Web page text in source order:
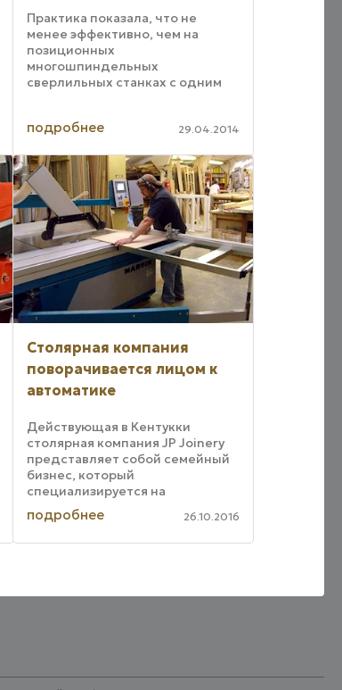
Практика показала, что не
менее эффективно, чем на
позиционных
многошпиндельных
сверлильных станках с одним
перебазирования заготовки, что
точности, можно работать на ...
подробнее 29.04.2014
Столярная компания
поворачивается лицом к
автоматике
Действующая в Кентукки
столярная компания JP Joinery
представляет собой семейный
бизнес, который
специализируется на
изготовлении столярных
изделий ручного качества.
Компания работает на заказ,
подробнее 26.10.2016